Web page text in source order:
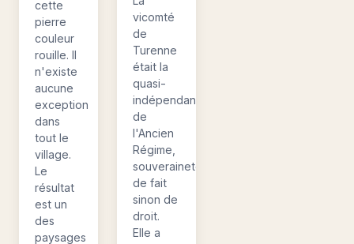
cette
pierre
couleur
rouille. Il
n'existe
aucune
exception
dans
tout le
village.
Le
résultat
est un
des
paysages
vicomté
de
Turenne
était la
quasi-
indépendante
de
l'Ancien
Régime,
souveraineté
de fait
sinon de
droit.
Elle a